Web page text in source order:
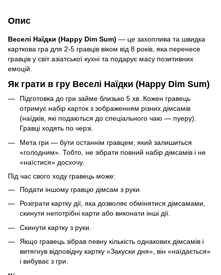
Опис
Веселі Наїдки (Happy Dim Sum) — це захоплива та швидка
карткова гра для 2-5 гравців віком від 8 років, яка перенесе
гравців у світ азіатської кухні та подарує масу позитивних
емоцій.
Як грати в гру Веселі Наїдки (Happy Dim Sum)
Підготовка до гри займе близько 5 хв. Кожен гравець
отримує набір карток з зображенням різних дімсамів
(наїдків, які подаються до спеціального чаю — пуеру).
Гравці ходять по черзі.
Мета гри — бути останнім гравцем, який залишиться
«голодним». Тобто, не зібрати повний набір дімсамів і не
«наїстися» досхочу.
Під час свого ходу гравець може:
Подати іншому гравцю дімсам з руки.
Розіграти картку дії, яка дозволяє обмінятися дімсамами,
скинути непотрібні карти або виконати інші дії.
Скинути картку з руки.
Якщо гравець зібрав певну кількість однакових дімсамів і
витягнув відповідну картку «Закуски дня», він «наїдається»
і вибуває з гри.